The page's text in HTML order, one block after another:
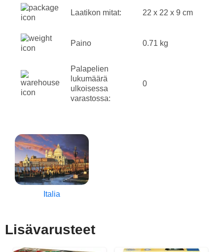
Laatikon mitat: 22 x 22 x 9 cm
Paino 0.71 kg
Palapelien
lukumäärä
ulkoisessa
varastossa:
0
Italia
Lisävarusteet